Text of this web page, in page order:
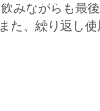
みながらも最
た、繰り返し使